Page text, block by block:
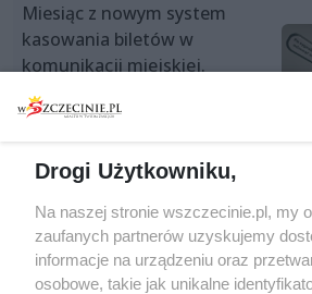
Miesiąc z nowym system
kasowania biletów w
komunikacji miejskiej.
Wystawiono 1300 opłat
dodatkowych więcej niż rok
Aktualności 1 dzień temu
Niezwykła dwunastka. Oni
ukończyli szczecińskiego
Pobożniaka
Drogi Użytkowniku,
Na naszej stronie wszczecinie.pl, my
zaufanych partnerów uzyskujemy
informacje na urządzeniu oraz
osobowe, takie jak unikalne